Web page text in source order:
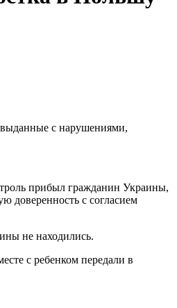
выданные с нарушениями,
прибыл гражданин Украины,
доверенность с согласием
не находились.
с ребенком передали в